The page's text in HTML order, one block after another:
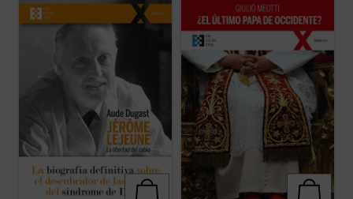
Pionero de la genética moderna,
deslumbrado por la belleza de cada vida
humana, el profesor Jérôme Lejeune ha
hecho historia al defender a los que no
tienen voz. Siguiendo su conciencia de
médico fiel al juramento hipocrático y de
(ver ficha)
«Joseph Ratzinger ha sido, como Meotti lo
describe, un coloso, finalmente 'derrotado'
en sus esfuerzos por salvar a la
civilización occidental, pero que ha dejado
detrás de sí los códigos que aún pueden
permitir a la humanidad arreglar las ...
(ver
ficha)